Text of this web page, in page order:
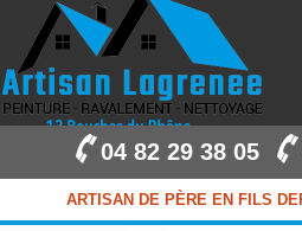
04 82 29 38 05
ARTISAN DE PÈRE EN FILS